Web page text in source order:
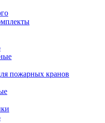
пожарных кранов